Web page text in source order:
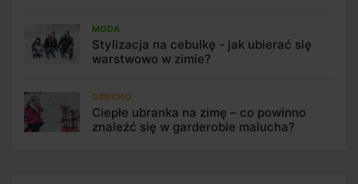
MODA
Stylizacja na cebulkę - jak ubierać się
warstwowo w zimie?
DZIECKO
Ciepłe ubranka na zimę – co powinno
znaleźć się w garderobie malucha?